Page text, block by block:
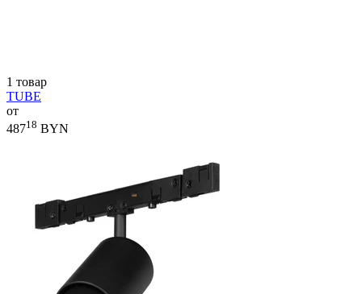
1 товар
TUBE
от
48718 BYN